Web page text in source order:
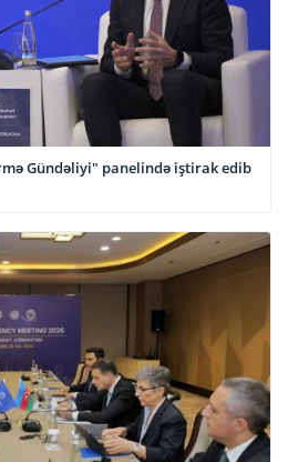
Gündəliyi" panelində iştirak edib